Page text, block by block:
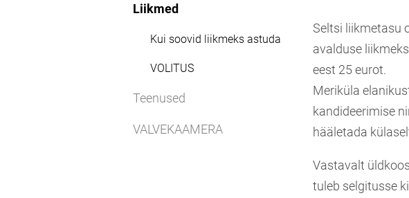
Liikmed
Kui soovid liikmeks astuda
VOLITUS
Teenused
VALVEKAAMERA
Seltsi liikmetasu
avalduse
eest 25 eurot.
Meriküla
kandideerimise
hääletada
Vastavalt
tuleb selgitusse